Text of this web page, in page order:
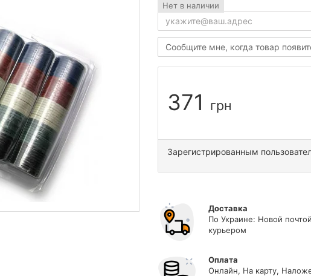
Нет в наличии
Сообщите мне, когда товар
371 грн
Зарегистрированным
Доставка
По Украине: Новой
курьером
Оплата
Онлайн, На карту,